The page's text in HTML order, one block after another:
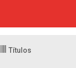
Títulos